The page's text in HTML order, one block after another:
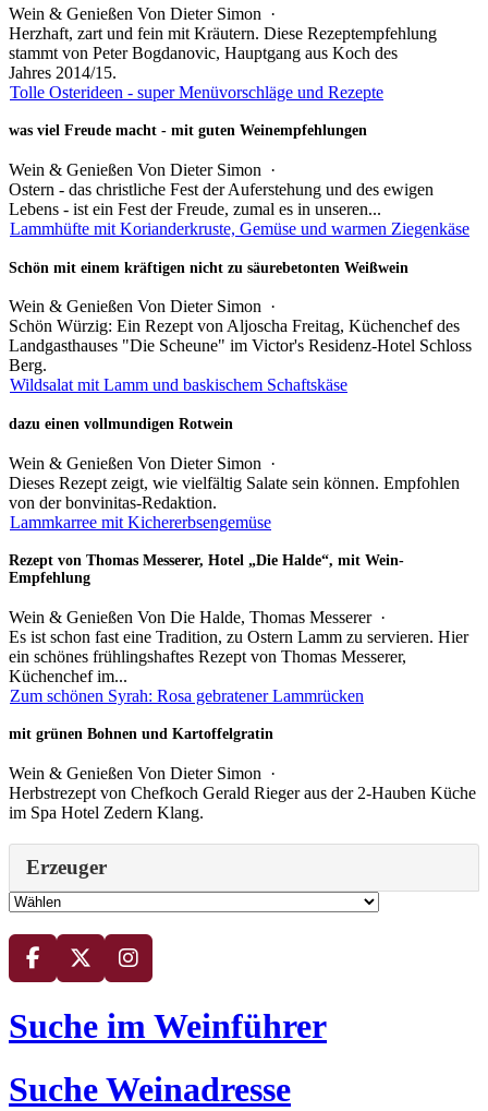
Wein & Genießen Von Dieter Simon ·
Herzhaft, zart und fein mit Kräutern. Diese Rezeptempfehlung
stammt von Peter Bogdanovic, Hauptgang aus Koch des
Jahres 2014/15.
Tolle Osterideen - super Menüvorschläge und Rezepte
was viel Freude macht - mit guten Weinempfehlungen
Wein & Genießen Von Dieter Simon ·
Ostern - das christliche Fest der Auferstehung und des ewigen
Lebens - ist ein Fest der Freude, zumal es in unseren...
Lammhüfte mit Korianderkruste, Gemüse und warmen Ziegenkäse
Schön mit einem kräftigen nicht zu säurebetonten Weißwein
Wein & Genießen Von Dieter Simon ·
Schön Würzig: Ein Rezept von Aljoscha Freitag, Küchenchef des
Landgasthauses "Die Scheune" im Victor's Residenz-Hotel Schloss
Berg.
Wildsalat mit Lamm und baskischem Schaftskäse
dazu einen vollmundigen Rotwein
Wein & Genießen Von Dieter Simon ·
Dieses Rezept zeigt, wie vielfältig Salate sein können. Empfohlen
von der bonvinitas-Redaktion.
Lammkarree mit Kichererbsengemüse
Rezept von Thomas Messerer, Hotel „Die Halde“, mit Wein-
Empfehlung
Wein & Genießen Von Die Halde, Thomas Messerer ·
Es ist schon fast eine Tradition, zu Ostern Lamm zu servieren. Hier
ein schönes frühlingshaftes Rezept von Thomas Messerer,
Küchenchef im...
Zum schönen Syrah: Rosa gebratener Lammrücken
mit grünen Bohnen und Kartoffelgratin
Wein & Genießen Von Dieter Simon ·
Herbstrezept von Chefkoch Gerald Rieger aus der 2-Hauben Küche
im Spa Hotel Zedern Klang.
Erzeuger
Suche im Weinführer
Suche Weinadresse